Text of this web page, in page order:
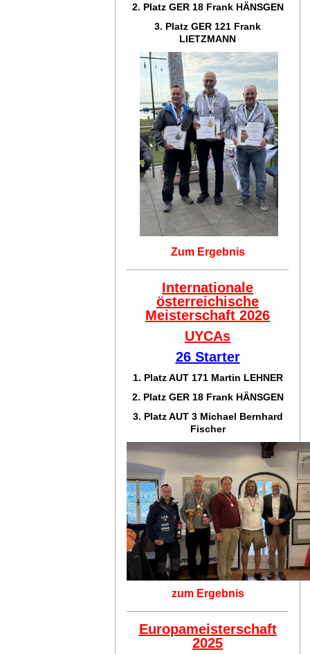
2. Platz GER 18 Frank HÄNSGEN
3. Platz GER 121 Frank
LIETZMANN
Zum Ergebnis
Internationale
österreichische
Meisterschaft 2026
UYCAs
26 Starter
1. Platz AUT 171 Martin LEHNER
2. Platz GER 18 Frank HÄNSGEN
3. Platz AUT 3 Michael Bernhard
Fischer
zum Ergebnis
Europameisterschaft
2025